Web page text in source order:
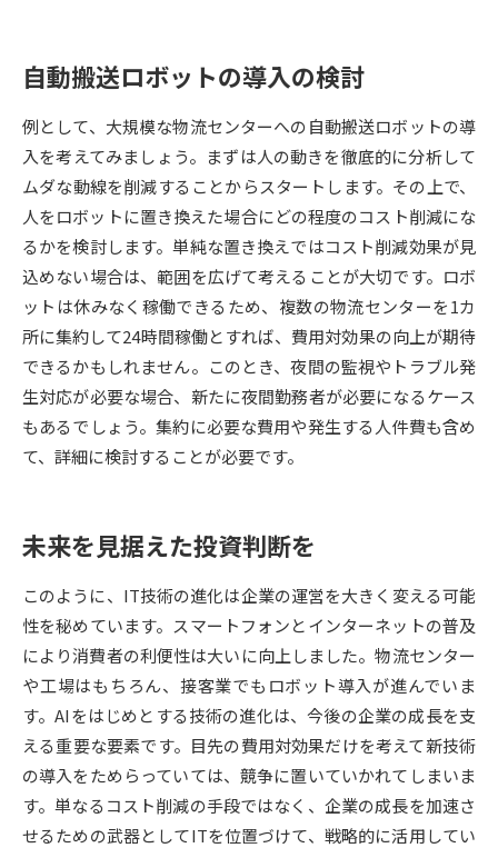
データサイエンス特集 奨学金・特待生制度特集
デジタルパンフレット 進路の３択
新学年スタート号特集ページ
（高3生用）
新学年スタート号特集ページ
（高2生用）
SELFBRAND特集ページ
オープンキャンパスなどを調べる
オープンキャンパス検索 実施プログラムから探す
来場型・Web型イベント特集 夢ナビライブ
受験準備
志望校・出願校を調べる
併願校選び 受験スケジュールを立てよう
先輩が入学を決めた理由 テレメール全国一斉進学調査
新生活お役立ちガイド
自動搬送ロボットの導入の検討
例として、大規模な物流センターへの自動搬送ロボットの導
入を考えてみましょう。まずは人の動きを徹底的に分析して
ムダな動線を削減することからスタートします。その上で、
人をロボットに置き換えた場合にどの程度のコスト削減にな
るかを検討します。単純な置き換えではコスト削減効果が見
込めない場合は、範囲を広げて考えることが大切です。ロボ
ットは休みなく稼働できるため、複数の物流センターを1カ
所に集約して24時間稼働とすれば、費用対効果の向上が期待
できるかもしれません。このとき、夜間の監視やトラブル発
生対応が必要な場合、新たに夜間勤務者が必要になるケース
もあるでしょう。集約に必要な費用や発生する人件費も含め
て、詳細に検討することが必要です。
未来を見据えた投資判断を
このように、IT技術の進化は企業の運営を大きく変える可能
性を秘めています。スマートフォンとインターネットの普及
により消費者の利便性は大いに向上しました。物流センター
や工場はもちろん、接客業でもロボット導入が進んでいま
す。AIをはじめとする技術の進化は、今後の企業の成長を支
える重要な要素です。目先の費用対効果だけを考えて新技術
の導入をためらっていては、競争に置いていかれてしまいま
す。単なるコスト削減の手段ではなく、企業の成長を加速さ
せるための武器としてITを位置づけて、戦略的に活用してい